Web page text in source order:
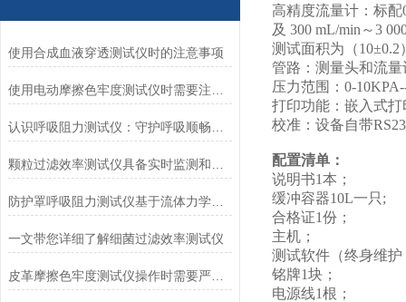
使用合成血液穿透测试仪时的注意事项
防护罩呼吸阻力测试仪基于流体力学与压力传感技术
一文带您详细了解细菌过滤效率测试仪
皮革摩擦色牢度测试仪操作时需要严格遵循规程
高精度流量计：标配
及 300 mL/min～3
测试面积为（10±0.2
管路：测量头和流量
压力范围：0-
打印功能：嵌入式打
校准：设备自带
配置清单：
说明书1本；
缓冲容器10L一只;
合格证1份；
主机；
测试软件（终身维
铭牌1块；
电源线1根；